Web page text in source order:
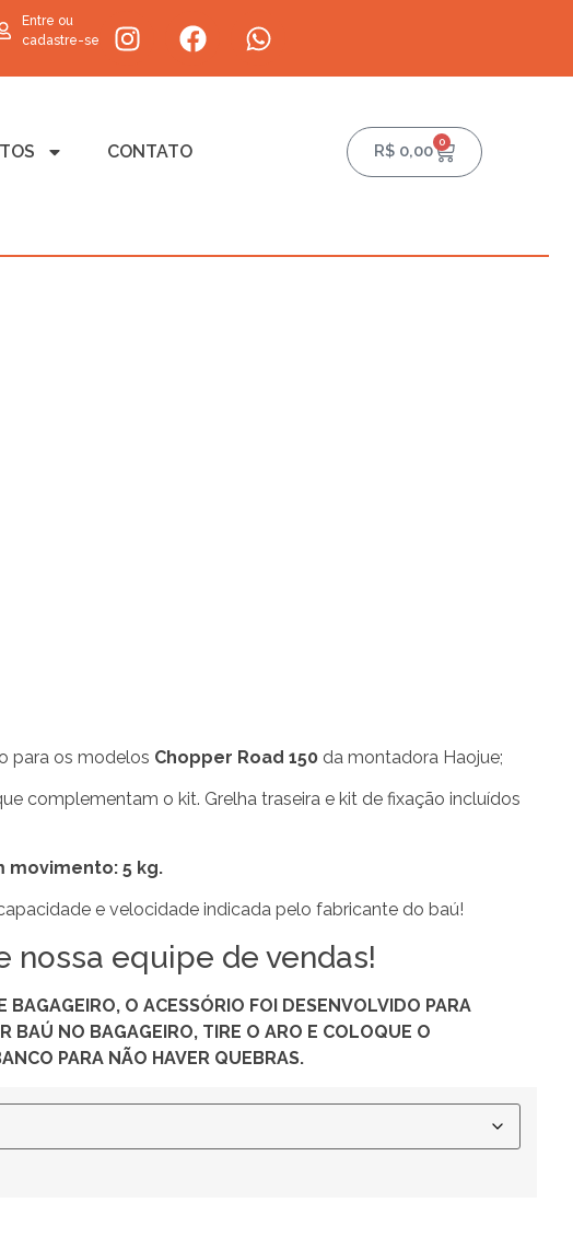
Entre ou
cadastre-se
CONTATO R$ 0,00 0
para os modelos Chopper Road 150 da montadora Haojue;
complementam o kit. Grelha traseira e kit de fixação incluídos
movimento: 5 kg.
e velocidade indicada pelo fabricante do baú!
nossa equipe de vendas!
O ACESSÓRIO FOI DESENVOLVIDO PARA
BAÚ NO BAGAGEIRO, TIRE O ARO E COLOQUE O
PARA NÃO HAVER QUEBRAS.